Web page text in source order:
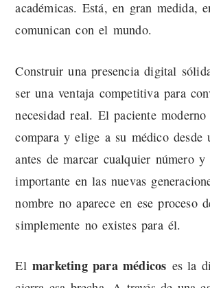
académicas. Está, en gran medida,
comunican con el mundo.
Construir una presencia digital
ser una ventaja competitiva para
necesidad real. El paciente moderno
compara y elige a su médico desde
antes de marcar cualquier número y
importante en las nuevas
nombre no aparece en ese proceso
simplemente no existes para él.
Elmarketing para médicos es la